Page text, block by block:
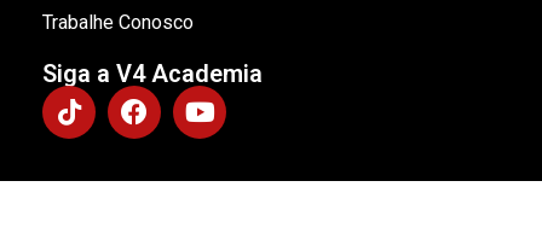
Trabalhe Conosco
Siga a V4 Academia